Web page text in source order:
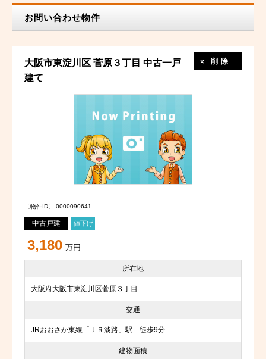
お問い合わせ物件
大阪市東淀川区 菅原３丁目 中古一戸
建て
削除
〔物件ID〕 0000090641
中古戸建 値下げ
3,180 万円
所在地
大阪府大阪市東淀川区菅原３丁目
交通
JRおおさか東線「ＪＲ淡路」駅 徒歩9分
建物面積